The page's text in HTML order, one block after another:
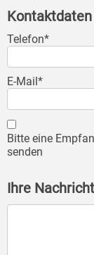
Kontaktdaten
Telefon*
E-Mail*
Bitte eine
senden
Ihre